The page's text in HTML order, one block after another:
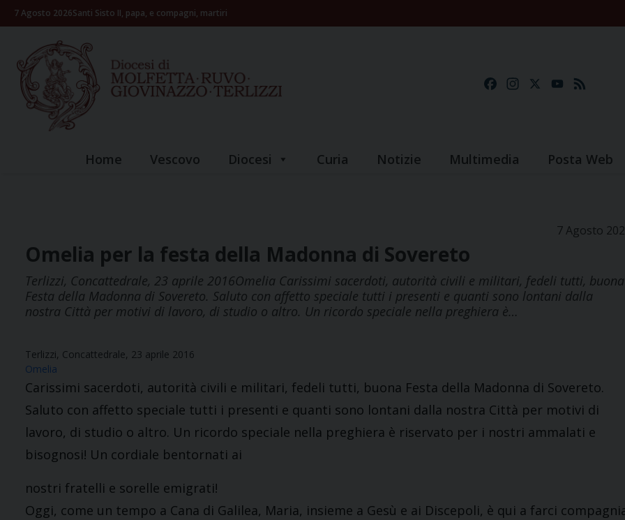
Skip7 Agosto 2026Santi Sisto II, papa, e compagni, martiri
FacebookInstagramYouTube
Home Vescovo Diocesi Curia Notizie Multimedia Posta Web
7 Agosto
Omelia per la festa della Madonna di Sovereto
Terlizzi, Concattedrale, 23 aprile 2016Omelia Carissimi sacerdoti, autorità civili e militari, fedeli tutti, buona
Festa della Madonna di Sovereto. Saluto con affetto speciale tutti i presenti e quanti sono lontani dalla
nostra Città per motivi di lavoro, di studio o altro. Un ricordo speciale nella preghiera è…
Terlizzi, Concattedrale, 23 aprile 2016
Omelia
Carissimi sacerdoti, autorità civili e militari, fedeli tutti, buona Festa della Madonna di Sovereto.
Saluto con affetto speciale tutti i presenti e quanti sono lontani dalla nostra Città per motivi di
lavoro, di studio o altro. Un ricordo speciale nella preghiera è riservato per i nostri ammalati e
bisognosi! Un cordiale bentornati ai
nostri fratelli e sorelle emigrati!
Oggi, come un tempo a Cana di Galilea, Maria, insieme a Gesù e ai Discepoli, è qui a farci